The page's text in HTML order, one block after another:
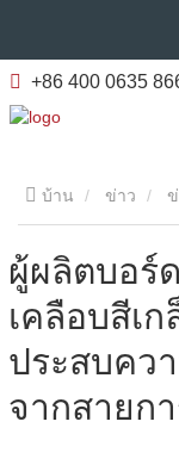
+86 400 0635
บ้าน ข่าว
กระดานเคลือบสีเกล็
รีดออกจากสายการผ
ผู้ผลิตบอร์
เคลือบสีเ
ประสบคว
จากสายก